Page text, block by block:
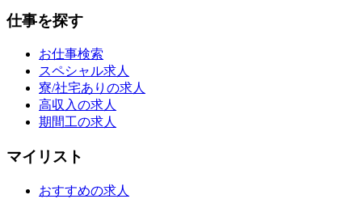
仕事を探す
お仕事検索
スペシャル求人
寮/社宅ありの求人
高収入の求人
期間工の求人
マイリスト
おすすめの求人